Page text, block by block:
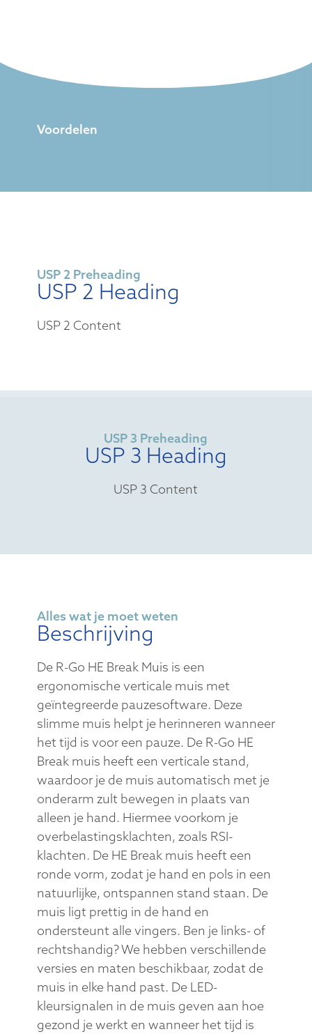
Voordelen
USP 2 Preheading
USP 2 Heading
USP 2 Content
USP 3 Preheading
USP 3 Heading
USP 3 Content
Alles wat je moet weten
Beschrijving
De R-Go HE Break Muis is een
ergonomische verticale muis met
geïntegreerde pauzesoftware. Deze
slimme muis helpt je herinneren wanneer
het tijd is voor een pauze. De R-Go HE
Break muis heeft een verticale stand,
waardoor je de muis automatisch met je
onderarm zult bewegen in plaats van
alleen je hand. Hiermee voorkom je
overbelastingsklachten, zoals RSI-
klachten. De HE Break muis heeft een
ronde vorm, zodat je hand en pols in een
natuurlijke, ontspannen stand staan. De
muis ligt prettig in de hand en
ondersteunt alle vingers. Ben je links- of
rechtshandig? We hebben verschillende
versies en maten beschikbaar, zodat de
muis in elke hand past. De LED-
kleursignalen in de muis geven aan hoe
gezond je werkt en wanneer het tijd is